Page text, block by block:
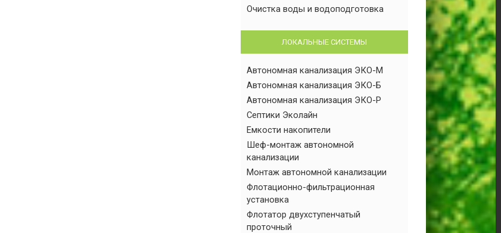
Очистка воды и водоподготовка
ЛОКАЛЬНЫЕ СИСТЕМЫ
Автономная канализация ЭКО-М
Автономная канализация ЭКО-Б
Автономная канализация ЭКО-Р
Септики Эколайн
Емкости накопители
Шеф-монтаж автономной
канализации
Монтаж автономной канализации
Флотационно-фильтрационная
установка
Флотатор двухступенчатый
проточный